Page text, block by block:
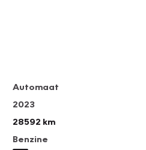
Automaat
2023
28592 km
Benzine